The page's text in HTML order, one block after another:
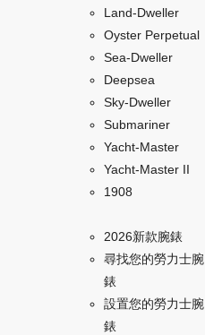
Land-Dweller
Oyster Perpetual
Sea-Dweller
Deepsea
Sky-Dweller
Submariner
Yacht-Master
Yacht-Master II
1908
2026新款腕錶
尋找您的勞力士腕
錶
設置您的勞力士腕
錶